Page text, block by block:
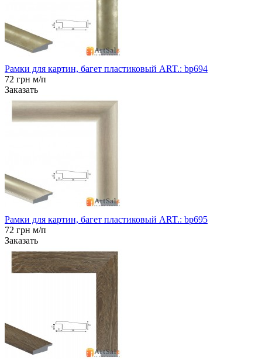
Рамки для картин, багет пластиковый ART.: bp694
72 грн м/п
Заказать
Рамки для картин, багет пластиковый ART.: bp695
72 грн м/п
Заказать